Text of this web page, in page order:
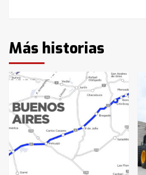
Más historias